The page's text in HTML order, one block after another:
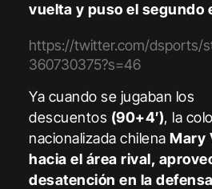
vuelta y puso el segundo
https://twitter.com/dsports/
360730375?s=46
Ya cuando se jugaban los
descuentos (90+4′), la
nacionalizada chilenaMary
hacia el área rival,
desatención en la